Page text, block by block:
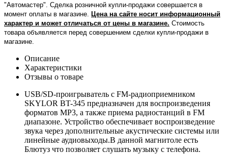
"Автомастер". Сделка розничной купли-продажи совершается в
момент оплаты в магазине.
Цена на сайте носит информационный
характер и может отличаться от цены в магазине. Стоимость
товара объявляется перед совершением сделки купли-продажи в
магазине
Описание
Характеристики
Отзывы о товаре
USB/SD-проигрыватель с FM-радиоприемником
SKYLOR BT-345 предназначен для воспроизведения
форматов MP3, а также приема радиостанций в FM
диапазоне. Устройство обеспечивает воспроизведение
звука через дополнительные акустические системы или
линейные аудиовыходы.В данной магнитоле есть
Блютуз что позволяет слушать музыку с телефона.